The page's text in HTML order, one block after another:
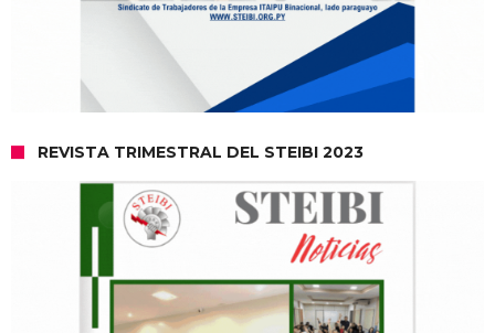
REVISTA TRIMESTRAL DEL STEIBI 2023